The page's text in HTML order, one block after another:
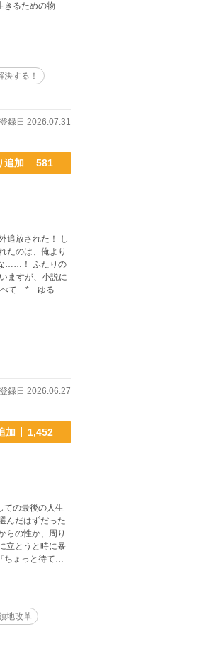
きるための物
する！
登録日 2026.07.31
追加 581
追放された！ し
たのは、俺より
ますが、小説に
べて * ゆる
登録日 2026.06.27
加 1,452
ての最後の人生
んだはずだった
らの性か、周り
立とうと時に暴
ちょっと待て』
け抜けて行
達と好き勝手に
地改革